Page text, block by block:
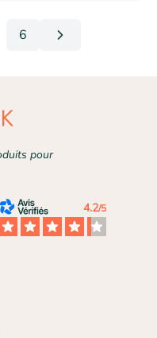
pages
6
pour
4.2/5